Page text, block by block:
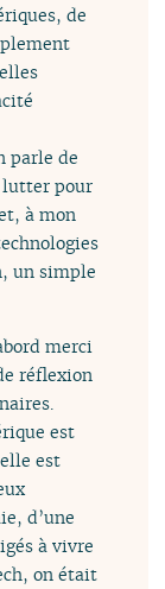
de
parle de
lutter pour
à mon
un simple
merci
réflexion
est
est
d’une
à vivre
on était